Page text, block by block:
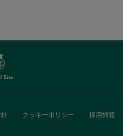
クッキーポリシー 採用情報